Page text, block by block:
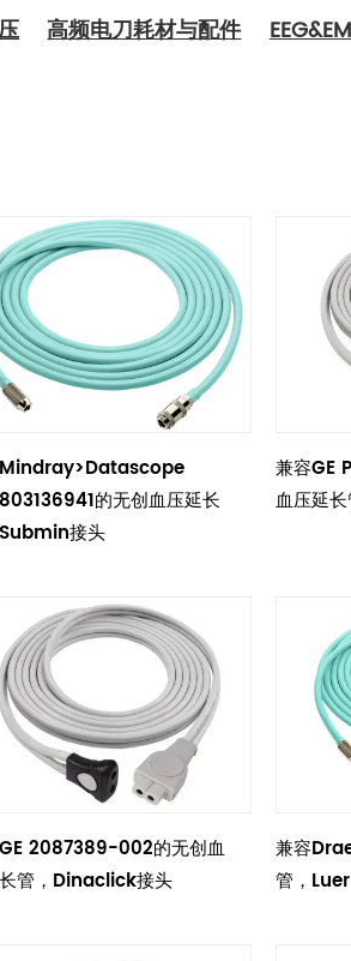
高频电刀耗材与配件
的无创血压延长
接头
兼容GE
血压延
2087389-002的无创血
管，Dinaclick接头
兼容
管，